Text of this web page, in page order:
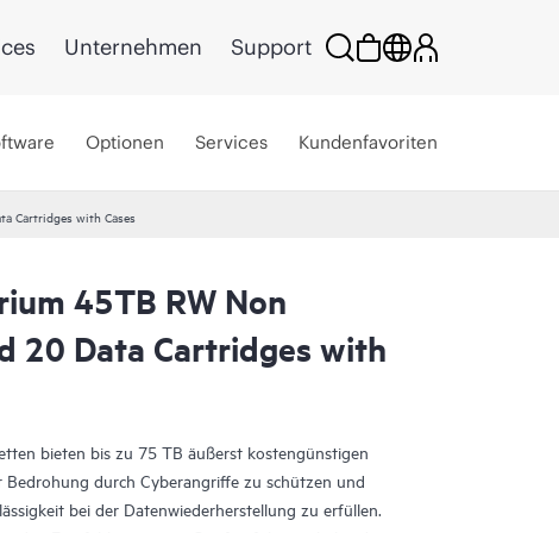
Unternehmen Support
Optionen Services Kundenfavoriten
Cartridges with Cases
45TB RW Non
20 Data Cartridges with
bieten bis zu 75 TB äußerst kostengünstigen
Bedrohung durch Cyberangriffe zu schützen und
bei der Datenwiederherstellung zu erfüllen.